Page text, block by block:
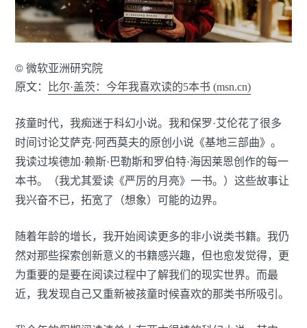
© 微软亚洲研究院
原文： 比尔·盖茨：今年我喜欢读的5本书 (msn.cn)
孩童时代，我痴迷于科幻小说。我和保罗·艾伦花了很多
时间讨论艾萨克·阿西莫夫的原创小说《基地三部曲》。
我读过埃德加·赖斯·巴勒斯和罗伯特·海因莱恩创作的每一
本书。（我尤其爱读《严厉的月亮》一书。）这些故事让
我兴奋不已，拓宽了（想象）可能的边界。
随着年龄的增长，我开始阅读更多的非小说类书籍。我仍
然对那些探索创新意义的书籍感兴趣，但也愈发觉得，更
为重要的是要在阅读过程中了解我们的现实世界。而最
近，我发现自己又重新被孩童时候喜欢的那类书所吸引。